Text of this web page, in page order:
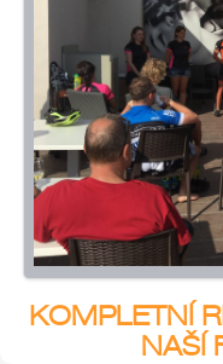
KOMPLETNÍ
NAŠÍ